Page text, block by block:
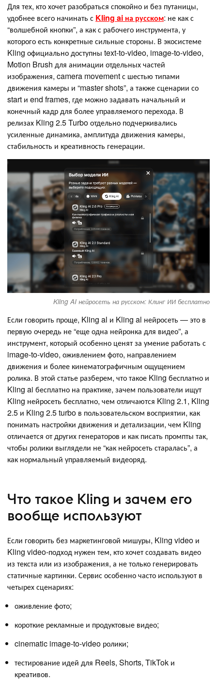
Для тех, кто хочет разобраться спокойно и без путаницы,
удобнее всего начинать с Kling ai на русском: не как с
“волшебной кнопки”, а как с рабочего инструмента, у
которого есть конкретные сильные стороны. В экосистеме
Kling официально доступны text-to-video, image-to-video,
Motion Brush для анимации отдельных частей
изображения, camera movement с шестью типами
движения камеры и “master shots”, а также сценарии со
start и end frames, где можно задавать начальный и
конечный кадр для более управляемого перехода. В
релизах Kling 2.5 Turbo отдельно подчеркивались
усиленные динамика, амплитуда движения камеры,
стабильность и креативность генерации.
Kling AI нейросеть на русском: Клинг ИИ бесплатно
Если говорить проще, Kling al и Kling al нейросеть — это в
первую очередь не “еще одна нейронка для видео”, а
инструмент, который особенно ценят за умение работать с
image-to-video, оживлением фото, направлением
движения и более кинематографичным ощущением
ролика. В этой статье разберем, что такое Kling бесплатно и
Kling ai бесплатно на практике, зачем пользователи ищут
Kling нейросеть бесплатно, чем отличаются Kling 2.1, Kling
2.5 и Kling 2.5 turbo в пользовательском восприятии, как
понимать настройки движения и детализации, чем Kling
отличается от других генераторов и как писать промпты так,
чтобы ролики выглядели не “как нейросеть старалась”, а
как нормальный управляемый видеоряд.
Что такое Kling и зачем его
вообще используют
Если говорить без маркетинговой мишуры, Kling video и
Kling video-подход нужен тем, кто хочет создавать видео
из текста или из изображения, а не только генерировать
статичные картинки. Сервис особенно часто используют в
четырех сценариях:
оживление фото;
короткие рекламные и продуктовые видео;
cinematic image-to-video ролики;
тестирование идей для Reels, Shorts, TikTok и
креативов.